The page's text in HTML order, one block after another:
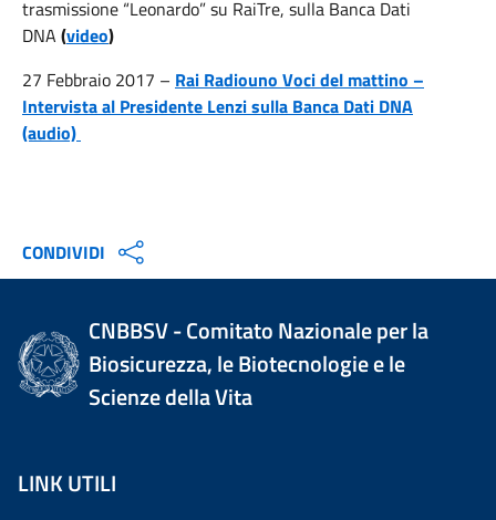
trasmissione “Leonardo” su RaiTre, sulla Banca Dati
DNA (video)
27 Febbraio 2017 – Rai Radiouno Voci del mattino –
Intervista al Presidente Lenzi sulla Banca Dati DNA
(audio)
CONDIVIDI
CNBBSV - Comitato Nazionale per la
Biosicurezza, le Biotecnologie e le
Scienze della Vita
LINK UTILI